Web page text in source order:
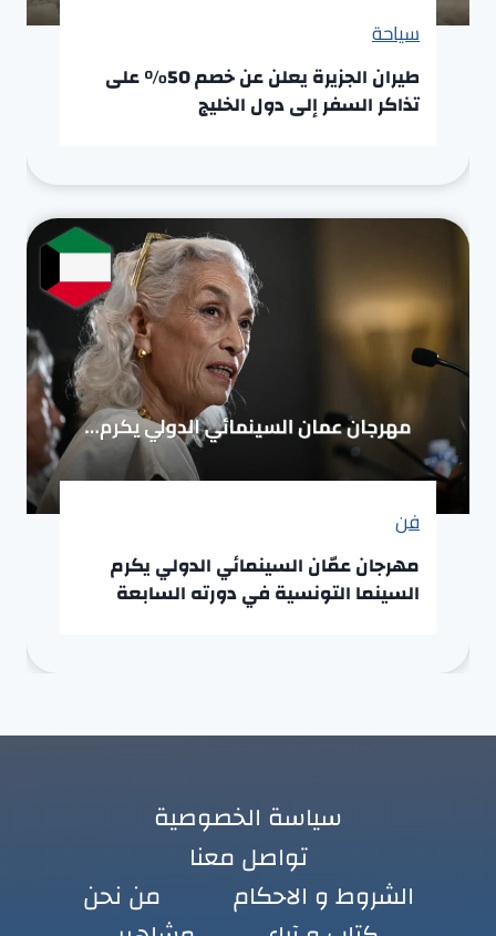
سياحة
طيران الجزيرة يعلن عن خصم 50% على
تذاكر السفر إلى دول الخليج
فن
مهرجان عمّان السينمائي الدولي يكرم
السينما التونسية في دورته السابعة
سياسة الخصوصية
تواصل معنا
الشروط و الاحكام
من نحن